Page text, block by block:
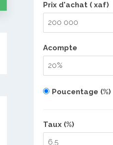
Prix d'achat ( xaf)
Acompte
Poucentage (%)
Taux (%)